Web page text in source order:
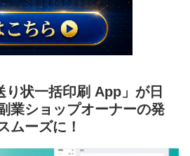
り状一括印刷 App」が日
業ショップオーナーの発
ムーズに！